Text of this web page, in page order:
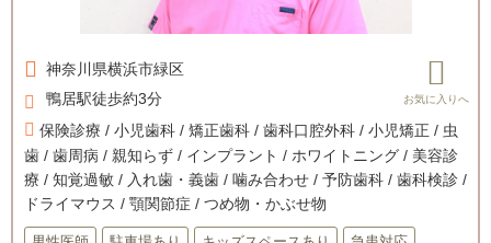
神奈川県横浜市緑区
鴨居駅徒歩約3分
保険診療 / 小児歯科 / 矯正歯科 / 歯科口腔外科 / 小児矯正 / 虫
歯 / 歯周病 / 親知らず / インプラント / ホワイトニング / 美容診
療 / 知覚過敏 / 入れ歯・義歯 / 噛み合わせ / 予防歯科 / 歯科検診 /
ドライマウス / 顎関節症 / つめ物・かぶせ物